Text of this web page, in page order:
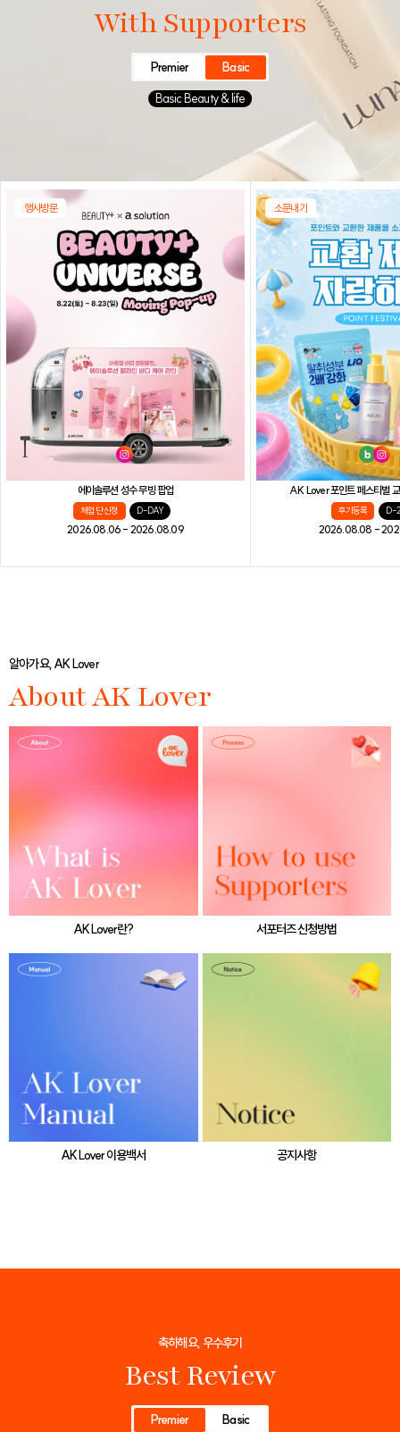
With Supporters
Premier
Basic
Basic Beauty & life
행사방문
에이솔루션 성수 무빙 팝업
체험단 신청 D-DAY
2026.08.06 - 2026.08.09
소문내기
AK Lover 포인트 페스티벌
후기등록 D-
2026.08.08 -
알아가요, AK Lover
About AK Lover
AK Lover란? 서포터즈 신청방법
AK Lover 이용백서 공지사항
축하해요, 우수후기
Best Review
Premier
Basic